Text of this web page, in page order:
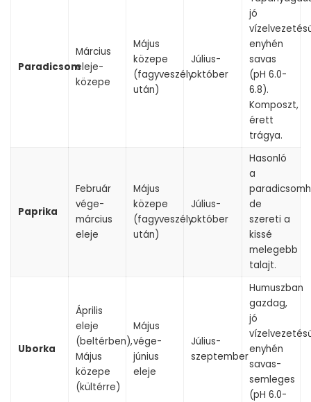
Paradicsom
Március
eleje-
közepe
Május
közepe
(fagyveszély
után)
Július-
október
jó
enyhén
savas
(pH 6.0-
6.8).
Komposzt,
érett
trágya.
Paprika
Február
vége-
március
eleje
Május
közepe
(fagyveszély
után)
Július-
október
Hasonló
a
de
szereti a
kissé
melegebb
talajt.
Uborka
Április
eleje
(beltérben),
Május
közepe
(kültérre)
Május
vége-
június
eleje
Július-
szeptember
Humuszban
gazdag,
jó
enyhén
savas-
semleges
(pH 6.0-